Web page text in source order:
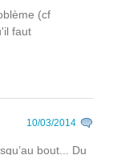
(cf
faut
10/03/2014
bout... Du